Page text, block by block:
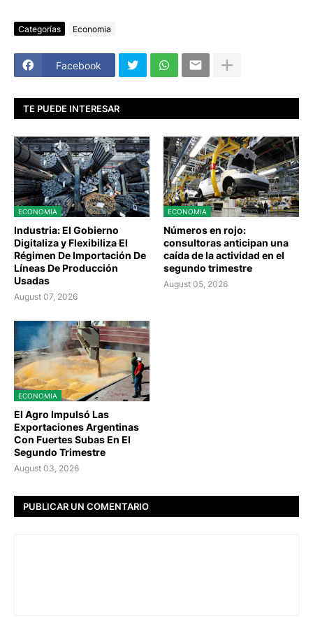
Categorías Economia
Facebook
TE PUEDE INTERESAR
ECONOMIA
Industria: El Gobierno
Digitaliza y Flexibiliza El
Régimen De Importación De
Líneas De Producción
Usadas
August 07, 2026
ECONOMIA
Números en rojo:
consultoras anticipan una
caída de la actividad en el
segundo trimestre
August 05, 2026
ECONOMIA
El Agro Impulsó Las
Exportaciones Argentinas
Con Fuertes Subas En El
Segundo Trimestre
August 03, 2026
PUBLICAR UN COMENTARIO